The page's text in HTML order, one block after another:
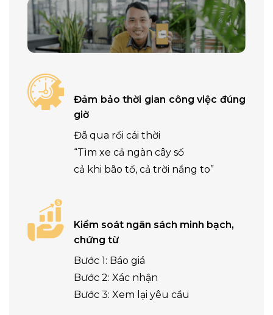
Đảm bảo thời gian công việc đúng
giờ
Đã qua rồi cái thời
“Tìm xe cả ngàn cây số
cả khi bão tố, cả trời nắng to”
Kiểm soát ngân sách minh bạch,
chứng từ
Bước 1: Báo giá
Bước 2: Xác nhận
Bước 3: Xem lại yêu cầu